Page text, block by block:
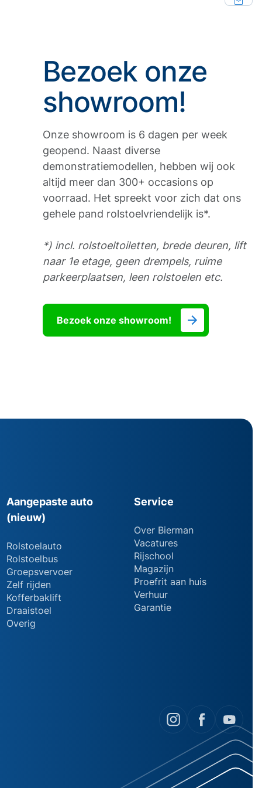
Bezoek onze
showroom!
Onze showroom is 6 dagen per week
geopend. Naast diverse
demonstratiemodellen, hebben wij ook
altijd meer dan 300+ occasions op
voorraad. Het spreekt voor zich dat ons
gehele pand rolstoelvriendelijk is*.
*) incl. rolstoeltoiletten, brede deuren, lift
naar 1e etage, geen drempels, ruime
parkeerplaatsen, leen rolstoelen etc.
Bezoek onze showroom!
Aangepaste auto
(nieuw)
Rolstoelauto
Rolstoelbus
Groepsvervoer
Zelf rijden
Kofferbaklift
Draaistoel
Overig
Service
Over Bierman
Vacatures
Rijschool
Magazijn
Proefrit aan huis
Verhuur
Garantie